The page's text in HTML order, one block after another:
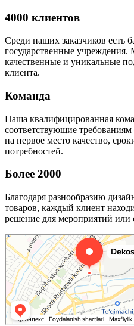
4000 клиентов
Среди наших заказчиков есть
государственные учреждения.
качественные и уникальные
клиента.
Команда
Наша квалифицированная
соответствующие
на первое место качество,
потребностей.
Более 2000
Благодаря разнообразию
товаров, каждый клиент
решение для мероприятий или